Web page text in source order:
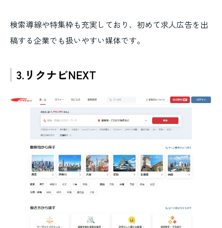
検索導線や特集枠も充実しており、初めて求人広告を出
稿する企業でも扱いやすい媒体です。
3.リクナビNEXT